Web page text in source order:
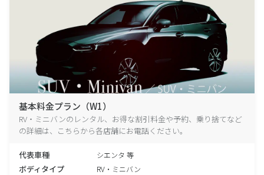
基本料金プラン（W1）
RV・ミニバンのレンタル、お得な割引料金や予約、乗り捨てなど
の詳細は、こちらから各店舗にお電話ください。
代表車種 シエンタ 等
ボディタイプ RV・ミニバン